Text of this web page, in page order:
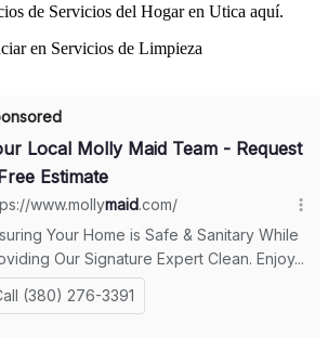
de Servicios del Hogar en Utica aquí.
en Servicios de Limpieza